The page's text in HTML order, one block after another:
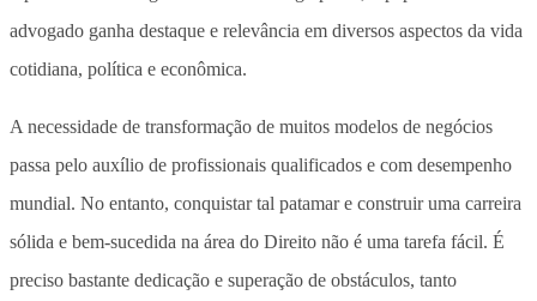
advogado ganha destaque e relevância em diversos aspectos da vida
cotidiana, política e econômica.
A necessidade de transformação de muitos modelos de negócios
passa pelo auxílio de profissionais qualificados e com desempenho
mundial. No entanto, conquistar tal patamar e construir uma carreira
sólida e bem-sucedida na área do Direito não é uma tarefa fácil. É
preciso bastante dedicação e superação de obstáculos, tanto